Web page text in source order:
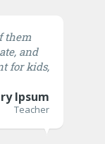
them
and
for kids,
Ipsum
Teacher